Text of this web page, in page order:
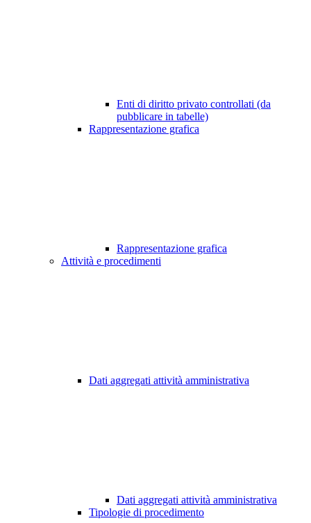
Enti di diritto privato controllati (da
pubblicare in tabelle)
Rappresentazione grafica
Rappresentazione grafica
Attività e procedimenti
Dati aggregati attività amministrativa
Dati aggregati attività amministrativa
Tipologie di procedimento